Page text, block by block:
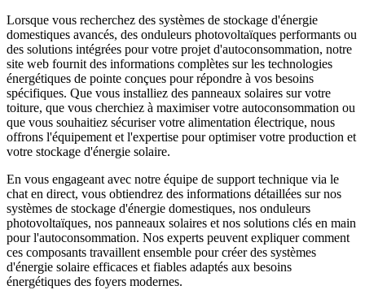
Lorsque vous recherchez des systèmes de stockage d'énergie
domestiques avancés, des onduleurs photovoltaïques performants ou
des solutions intégrées pour votre projet d'autoconsommation, notre
site web fournit des informations complètes sur les technologies
énergétiques de pointe conçues pour répondre à vos besoins
spécifiques. Que vous installiez des panneaux solaires sur votre
toiture, que vous cherchiez à maximiser votre autoconsommation ou
que vous souhaitiez sécuriser votre alimentation électrique, nous
offrons l'équipement et l'expertise pour optimiser votre production et
votre stockage d'énergie solaire.
En vous engageant avec notre équipe de support technique via le
chat en direct, vous obtiendrez des informations détaillées sur nos
systèmes de stockage d'énergie domestiques, nos onduleurs
photovoltaïques, nos panneaux solaires et nos solutions clés en main
pour l'autoconsommation. Nos experts peuvent expliquer comment
ces composants travaillent ensemble pour créer des systèmes
d'énergie solaire efficaces et fiables adaptés aux besoins
énergétiques des foyers modernes.